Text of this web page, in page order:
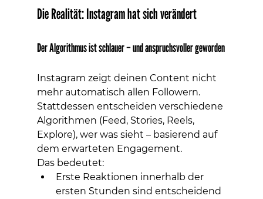
Die Realität: Instagram hat sich verändert
Der Algorithmus ist schlauer – und anspruchsvoller geworden
Instagram zeigt deinen Content nicht
mehr automatisch allen Followern.
Stattdessen entscheiden verschiedene
Algorithmen (Feed, Stories, Reels,
Explore), wer was sieht – basierend auf
dem erwarteten Engagement.
Das bedeutet:
Erste Reaktionen innerhalb der
ersten Stunden sind entscheidend